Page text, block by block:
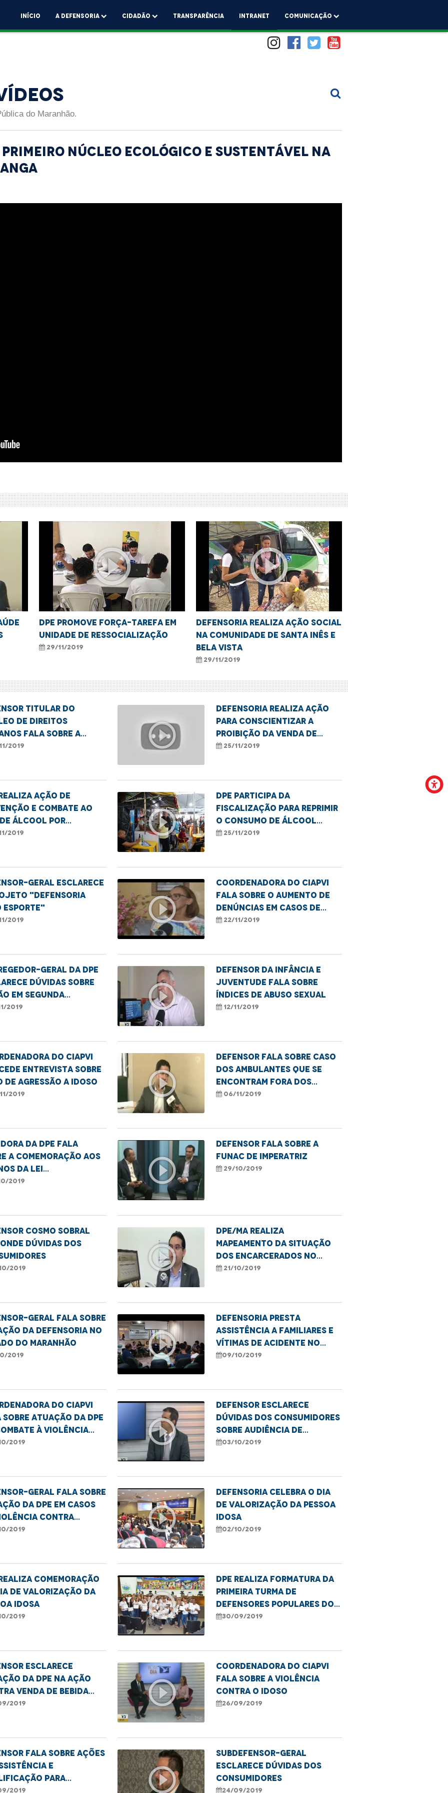
Início A Defensoria Cidadão Transparência Intranet comunicação
do Maranhão.
primeiro núcleo ecológico e sustentável na
play_circle_outline
DPE promove força-tarefa em
unidade de ressocialização
29/11/2019
play_circle_outline
Defensoria realiza ação social
na comunidade de Santa Inês e
Bela Vista
29/11/2019
titular do
de Direitos
fala sobre a
dos familiares de
2019 play_circle_outline
Defensoria realiza ação
para conscientizar a
proibição da venda de
bebidas alcoólicas para
25/11/2019
realiza ação de
e combate ao
álcool por
e adolescentes
2019 play_circle_outline
DPE participa da
fiscalização para reprimir
o consumo de álcool
entre adolescentes
25/11/2019
geral esclarece
"Defensoria
esporte"
2019 play_circle_outline
Coordenadora do CIAPVI
fala sobre o aumento de
denúncias em casos de
violência contra o idoso
22/11/2019
geral da DPE
dúvidas sobre
em segunda
2019 play_circle_outline
Defensor da Infância e
Juventude fala sobre
índices de abuso sexual
12/11/2019
do Ciapvi
entrevista sobre
de agressão a idoso
2019 play_circle_outline
Defensor fala sobre caso
dos ambulantes que se
encontram fora dos
terminais
06/11/2019
da DPE fala
a comemoração aos
da Lei
132/2009
2019 play_circle_outline
Defensor fala sobre a
Funac de Imperatriz
29/10/2019
Cosmo Sobral
dúvidas dos
2019 play_circle_outline
DPE/MA realiza
mapeamento da situação
dos encarcerados no
Sistema Prisional
21/10/2019
geral fala sobre
da Defensoria no
do Maranhão
2019 play_circle_outline
Defensoria presta
assistência a familiares e
vítimas de acidente no
Jaracaty
09/10/2019
do CIAPVI
atuação da DPE
à violência
o idoso
2019 play_circle_outline
Defensor esclarece
dúvidas dos consumidores
sobre audiência de
conciliação extrajudicial
03/10/2019
geral fala sobre
da DPE em casos
contra
2019 play_circle_outline
Defensoria celebra o Dia
de Valorização da Pessoa
Idosa
02/10/2019
realiza comemoração
de Valorização da
Idosa
2019 play_circle_outline
DPE realiza formatura da
primeira turma de
defensores populares do
Maranhão
30/09/2019
esclarece
da DPE na ação
venda de bebida
para menores
2019 play_circle_outline
Coordenadora do Ciapvi
fala sobre a violência
contra o idoso
26/09/2019
fala sobre ações
e
para
2019 play_circle_outline
Subdefensor-geral
esclarece dúvidas dos
consumidores
24/09/2019